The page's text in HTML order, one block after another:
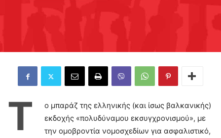
Τ
ο μπαράζ της ελληνικής (και ίσως βαλκανικής)
εκδοχής «πολυδύναμου εκσυγχρονισμού», με
την ομοβροντία νομοσχεδίων για ασφαλιστικό,